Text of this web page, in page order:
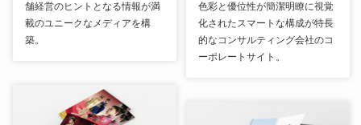
舗経営のヒントとなる情報が満
載のユニークなメディアを構
築。
色彩と優位性が簡潔明瞭に視覚
化されたスマートな構成が特長
的なコンサルティング会社のコ
ーポレートサイト。